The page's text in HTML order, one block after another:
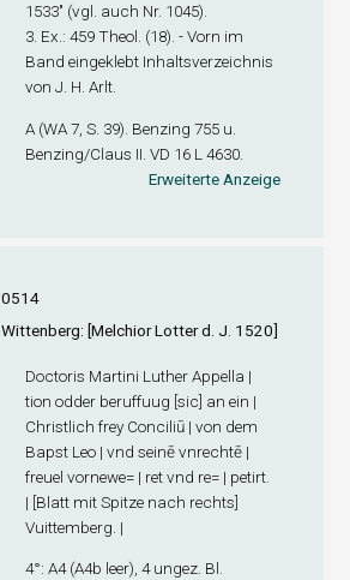
1533" (vgl. auch Nr. 1045).
3. Ex.: 459 Theol. (18). - Vorn im
Band eingeklebt Inhaltsverzeichnis
von J. H. Arlt.
A (WA 7, S. 39). Benzing 755 u.
Benzing/Claus II. VD 16 L 4630.
Erweiterte Anzeige
0514
Wittenberg: [Melchior Lotter d. J. 1520]
Doctoris Martini Luther Appella |
tion odder beruffuug [sic] an ein |
Christlich frey Conciliū | von dem
Bapst Leo | vnd seinē vnrechtē |
freuel vornewe= | ret vnd re= | petirt.
| [Blatt mit Spitze nach rechts]
Vuittemberg. |
4°: A4(A4b leer), 4 ungez. Bl.